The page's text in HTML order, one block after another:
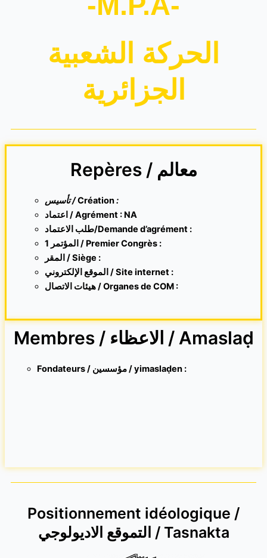
الحركة الشعبية
الجزائرية
Repères / معالم
تأسيس /Création:
اعتماد / Agrément : NA
طلب الاعتماد/Demande d’agrément :
1 المؤتمر / Premier Congrès :
المقر /Siège :
الموقع الإلكتروني /Site internet:
هيئات الاتصال / Organes de COM :
Membres / الاعظاء / Amaslaḍ
Fondateurs / مؤسسين / yimaslaḍen :
Positionnement idéologique /
التموقع الاديولوجي / Tasnakta